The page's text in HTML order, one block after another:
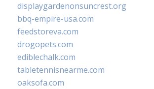
displaygardenonsuncrest.org
bbq-empire-usa.com
feedstoreva.com
drogopets.com
ediblechalk.com
tabletennisnearme.com
oaksofa.com